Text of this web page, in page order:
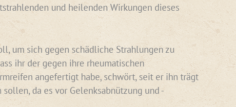
und heilenden Wirkungen dieses
um sich gegen schädliche Strahlungen zu
ihr der gegen ihre rheumatischen
angefertigt habe, schwört, seit er ihn trägt
da es vor Gelenksabnützung und -